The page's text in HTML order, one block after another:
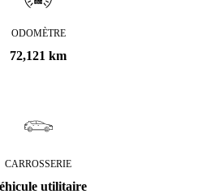
ODOMÈTRE
72,121 km
CARROSSERIE
utilitaire